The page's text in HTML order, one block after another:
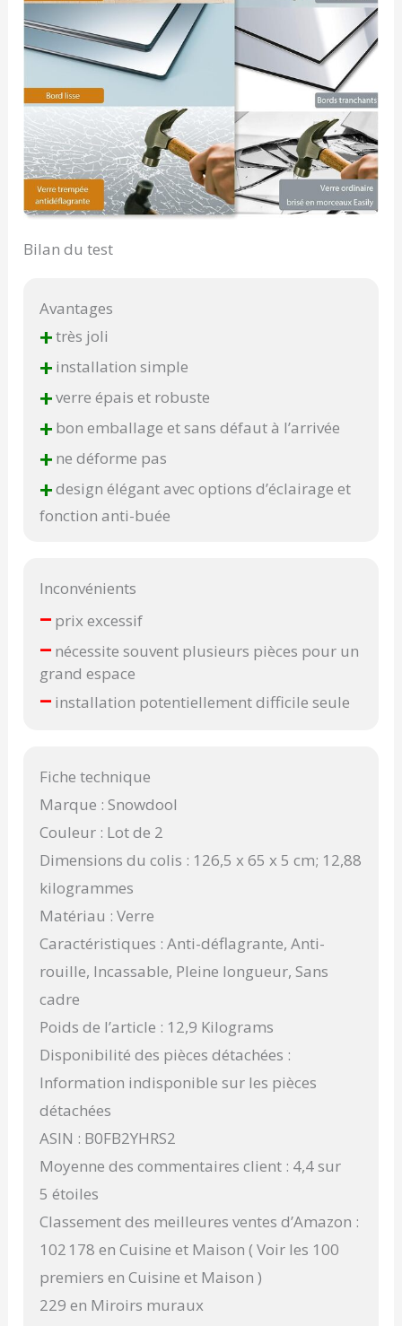
Bilan du test
Avantages
+très joli
+ installation simple
+verre épais et robuste
+ bon emballage et sans défaut à l’arrivée
+ ne déforme pas
+design élégant avec options d’éclairage et
fonction anti-buée
Inconvénients
– prix excessif
– nécessite souvent plusieurs pièces pour un
grand espace
– installation potentiellement difficile seule
Fiche technique
Marque : Snowdool
Couleur : Lot de 2
Dimensions du colis : 126,5 x 65 x 5 cm; 12,88
kilogrammes
Matériau : Verre
Caractéristiques : Anti-déflagrante, Anti-
rouille, Incassable, Pleine longueur, Sans
cadre
Poids de l’article : 12,9 Kilograms
Disponibilité des pièces détachées :
Information indisponible sur les pièces
détachées
ASIN : B0FB2YHRS2
Moyenne des commentaires client : 4,4 sur
5 étoiles
Classement des meilleures ventes d’Amazon :
102 178 en Cuisine et Maison ( Voir les 100
premiers en Cuisine et Maison )
229 en Miroirs muraux